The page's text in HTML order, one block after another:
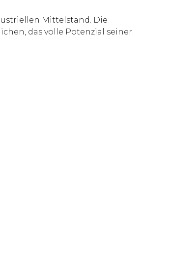
Mittelstand. Die
das volle Potenzial seiner